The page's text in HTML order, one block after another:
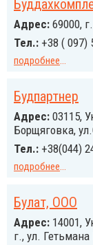
Адрес: 69000,
Тел.: +38 ( 097)
подробнее...
Будпартнер
Адрес: 03115,
Борщяговка,
Тел.: +38(044)
подробнее...
Булат, ООО
Адрес: 14001,
г., ул.